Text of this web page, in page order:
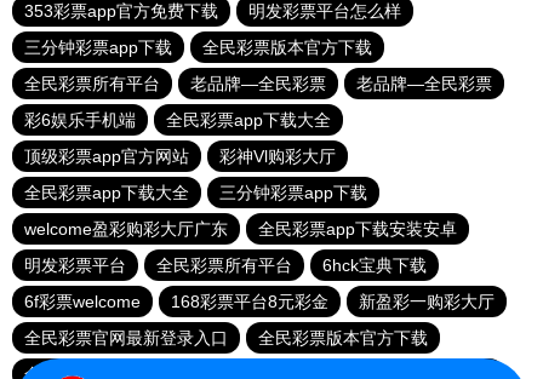
353彩票app官方免费下载
明发彩票平台怎么样
三分钟彩票app下载
全民彩票版本官方下载
全民彩票所有平台
老品牌—全民彩票
老品牌—全民彩票
彩6娱乐手机端
全民彩票app下载大全
顶级彩票app官方网站
彩神Vl购彩大厅
全民彩票app下载大全
三分钟彩票app下载
welcome盈彩购彩大厅广东
全民彩票app下载安装安卓
明发彩票平台
全民彩票所有平台
6hck宝典下载
6f彩票welcome
168彩票平台8元彩金
新盈彩一购彩大厅
全民彩票官网最新登录入口
全民彩票版本官方下载
全民彩票安卓版